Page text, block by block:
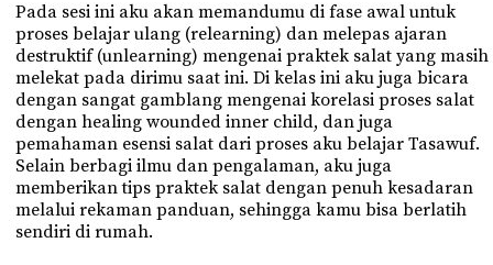
Pada sesi ini aku akan memandumu di fase awal untuk
proses belajar ulang (relearning) dan melepas ajaran
destruktif (unlearning) mengenai praktek salat yang masih
melekat pada dirimu saat ini. Di kelas ini aku juga bicara
dengan sangat gamblang mengenai korelasi proses salat
dengan healing wounded inner child, dan juga
pemahaman esensi salat dari proses aku belajar Tasawuf.
Selain berbagi ilmu dan pengalaman, aku juga
memberikan tips praktek salat dengan penuh kesadaran
melalui rekaman panduan, sehingga kamu bisa berlatih
sendiri di rumah.